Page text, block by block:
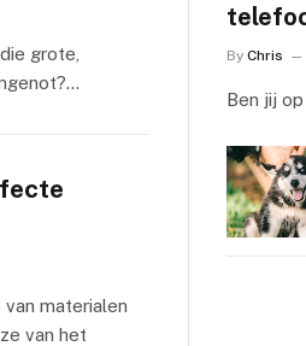
grote,
materialen
van het
By Chris
Ben jij